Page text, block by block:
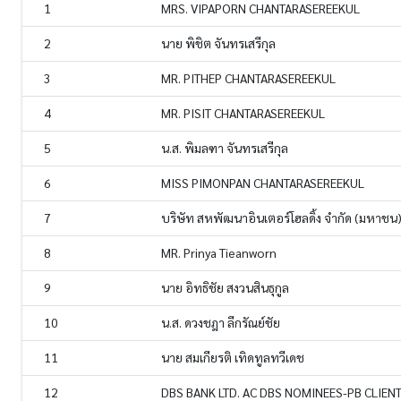
1 MRS. VIPAPORN CHANTARASEREEKUL
2 นาย พิชิต จันทรเสรีกุล
3 MR. PITHEP CHANTARASEREEKUL
4 MR. PISIT CHANTARASEREEKUL
5 น.ส. พิมลฑา จันทรเสรีกุล
6 MISS PIMONPAN CHANTARASEREEKUL
7 บริษัท สหพัฒนาอินเตอร์โฮลดิ้ง จำกัด (มหาชน)
8 MR. Prinya Tieanworn
9 นาย อิทธิชัย สงวนสินธุกูล
10 น.ส. ดวงชฎา ลีกรัณย์ชัย
11 นาย สมเกียรติ เทิดทูลทวีเดช
12 DBS BANK LTD. AC DBS NOMINEES-PB